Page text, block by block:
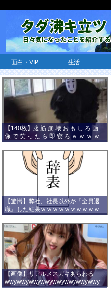
面白・VIP 生活
【140枚】腹 筋 崩 壊 お も し ろ 画
像 で 笑 っ た ら 即 寝 ろ ｗ ｗ ｗ ｗ
ｗ ｗ ｗ ｗ ｗ ｗ ｗ ｗ
【驚愕】弊社、社長以外が『全員退
職』した結果ｗｗｗｗｗｗｗｗｗｗ
ｗｗｗ
【画像】リアルメスガキあらわる
wwywwywwywwywwywwywwywwy
wwy